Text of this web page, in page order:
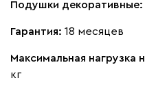
Бежевый Вишневый
Подушки декоративные:
Гарантия: 18 месяцев
Максимальная нагрузка
кг